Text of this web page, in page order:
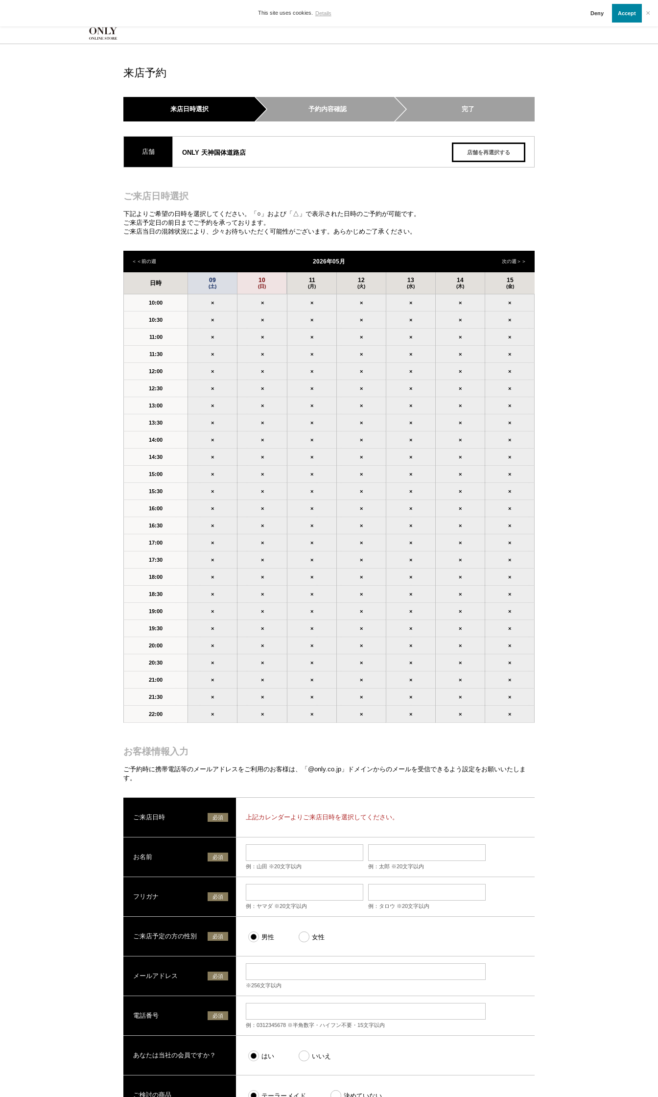
来店予約
来店日時選択 予約内容確認 完了
店舗 ONLY 天神国体道路店 店舗を再選択する
ご来店日時選択
下記よりご希望の日時を選択してください。「○」および「△」で表示された日時のご予約が可能です。
ご来店予定日の前日までご予約を承っております。
ご来店当日の混雑状況により、少々お待ちいただく可能性がございます。あらかじめご了承ください。
＜＜前の週 2026年05月 次の週＞＞
日時 09
(土)
10
(日)
11
(月)
12
(火)
13
(水)
14
(木)
15
(金)
10:00 × × × × × × ×
10:30 × × × × × × ×
11:00 × × × × × × ×
11:30 × × × × × × ×
12:00 × × × × × × ×
12:30 × × × × × × ×
13:00 × × × × × × ×
13:30 × × × × × × ×
14:00 × × × × × × ×
14:30 × × × × × × ×
15:00 × × × × × × ×
15:30 × × × × × × ×
16:00 × × × × × × ×
16:30 × × × × × × ×
17:00 × × × × × × ×
17:30 × × × × × × ×
18:00 × × × × × × ×
18:30 × × × × × × ×
19:00 × × × × × × ×
19:30 × × × × × × ×
20:00 × × × × × × ×
20:30 × × × × × × ×
21:00 × × × × × × ×
21:30 × × × × × × ×
22:00 × × × × × × ×
お客様情報入力
ご予約時に携帯電話等のメールアドレスをご利用のお客様は、「@only.co.jp」ドメインからのメールを受信できるよう設定をお願いいたしま
す。
ご来店日時 必須 上記カレンダーよりご来店日時を選択してください。
お名前
必須
例：山田 ※20文字以内
例：太郎 ※20文字以内
フリガナ
必須
例：ヤマダ ※20文字以内
例：タロウ ※20文字以内
ご来店予定の方の性別 必須 男性 女性
メールアドレス
必須
※256文字以内
電話番号
必須
例：0312345678 ※半角数字・ハイフン不要・15文字以内
あなたは当社の会員ですか？ はい いいえ
ご検討の商品
This site uses cookies. Details Deny Accept ×